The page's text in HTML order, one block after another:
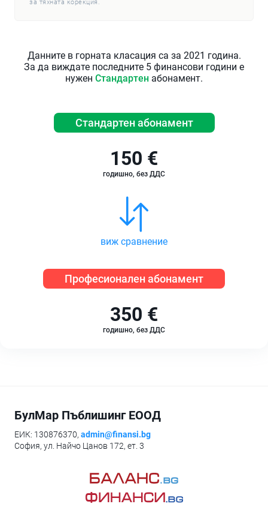
за тяхната корекция.
Данните в горната класация са за 2021 година.
За да виждате последните 5 финансови години е
нужен Стандартен абонамент.
Стандартен абонамент
150 €
годишно, без ДДС
виж сравнение
Професионален абонамент
350 €
годишно, без ДДС
БулМар Пъблишинг ЕООД
ЕИК: 130876370, admin@finansi.bg
София, ул. Найчо Цанов 172, ет. 3